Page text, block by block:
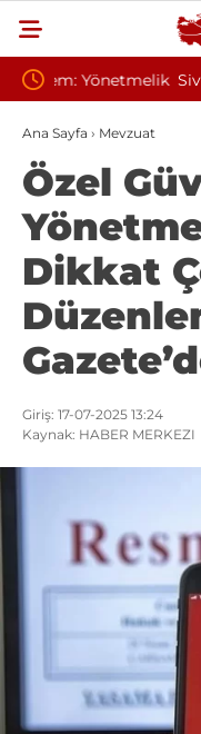
Sivilce Sandı, Cilt
Dikişle Uyandı
Ana Sayfa › Mevzuat
Özel
Dikkat
Giriş: 17-07-2025 13:24
Kaynak: HABER MERKEZI